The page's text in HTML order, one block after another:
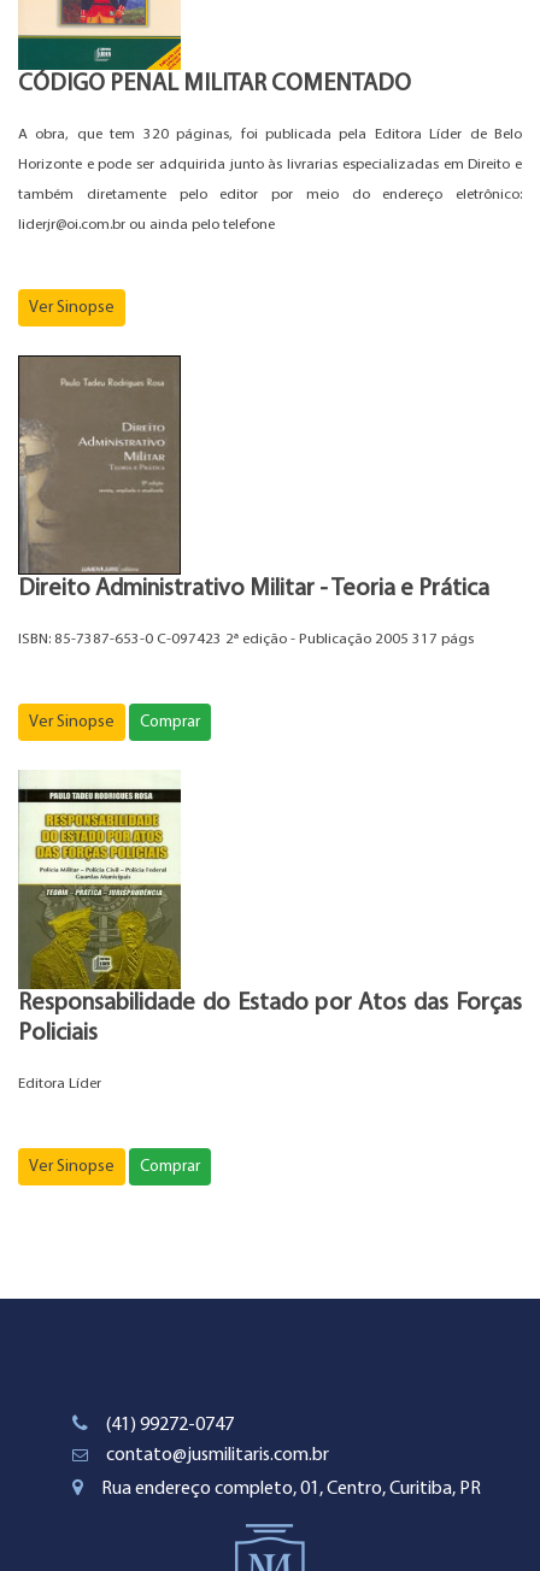
CÓDIGO PENAL MILITAR COMENTADO
A obra, que tem 320 páginas, foi publicada pela Editora Líder de Belo
Horizonte e pode ser adquirida junto às livrarias especializadas em Direito e
também diretamente pelo editor por meio do endereço eletrônico:
liderjr@oi.com.br ou ainda pelo telefone
Ver Sinopse
Direito Administrativo Militar - Teoria e Prática
ISBN: 85-7387-653-0 C-097423 2ª edição - Publicação 2005 317 págs
Ver Sinopse Comprar
Responsabilidade do Estado por Atos das Forças
Policiais
Editora Líder
Ver Sinopse Comprar
(41) 99272-0747
contato@jusmilitaris.com.br
Rua endereço completo, 01, Centro, Curitiba, PR